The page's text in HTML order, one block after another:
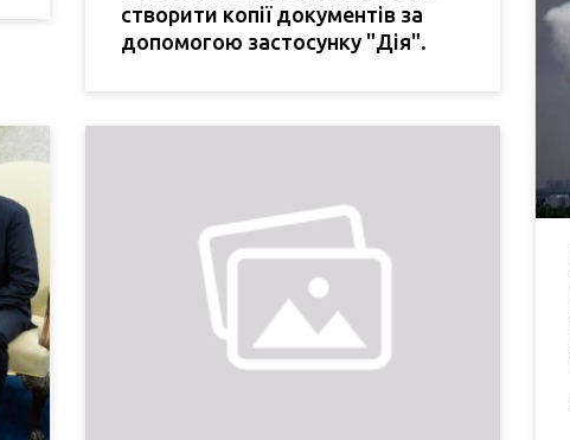
створити копії документів за
допомогою застосунку "Дія".